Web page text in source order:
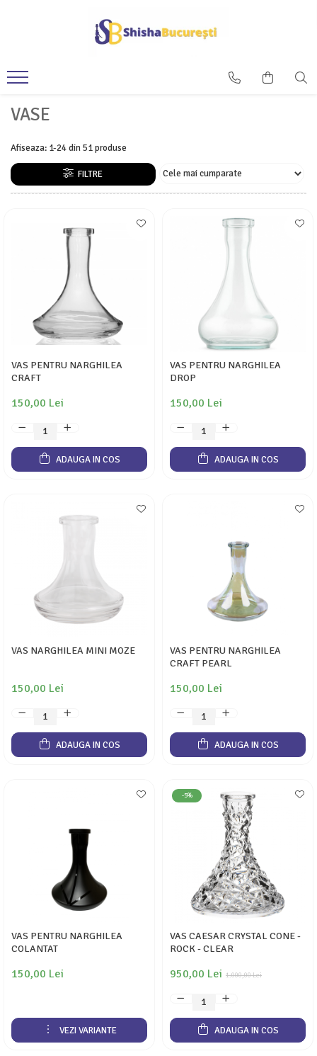
VASE
Afiseaza: 1-24din51produse
FILTRE
VAS PENTRU NARGHILEA
CRAFT
150,00 Lei
ADAUGA IN COS
VAS PENTRU NARGHILEA
DROP
150,00 Lei
ADAUGA IN COS
VAS NARGHILEA MINI MOZE
150,00 Lei
ADAUGA IN COS
VAS PENTRU NARGHILEA
CRAFT PEARL
150,00 Lei
ADAUGA IN COS
VAS PENTRU NARGHILEA
COLANTAT
150,00 Lei
VEZI VARIANTE
-5%
VAS CAESAR CRYSTAL CONE -
ROCK - CLEAR
1.000,00 Lei
950,00 Lei
ADAUGA IN COS